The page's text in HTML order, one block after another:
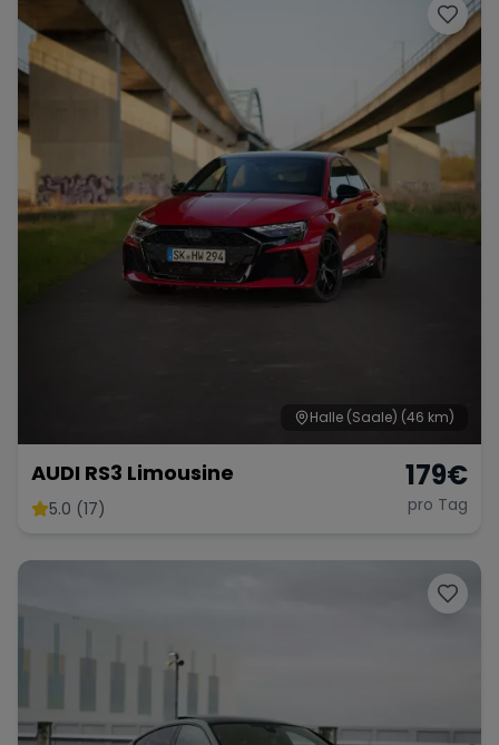
Halle (Saale) (46 km)
AUDI RS3 Limousine
5.0 (17)
179€
pro Tag